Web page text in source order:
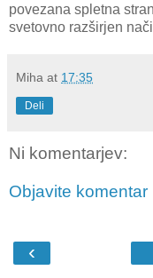
povezana spletna
svetovno razširjen
Miha at 17:35
Deli
Ni komentarjev:
Objavite komentar
‹